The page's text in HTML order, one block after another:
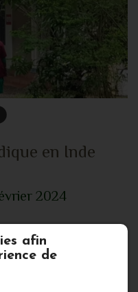
en Inde
2024
repartir en
afin
de